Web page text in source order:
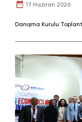
17 Haziran 2026
Danışma Kurulu